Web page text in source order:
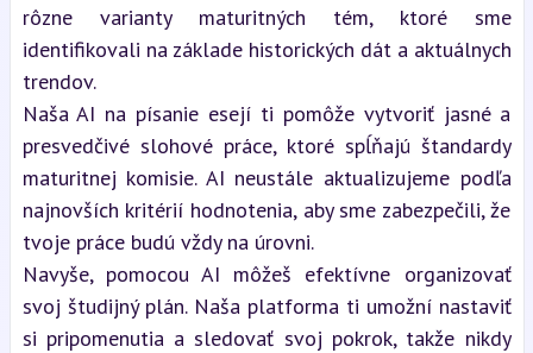
rôzne varianty maturitných tém, ktoré sme
identifikovali na základe historických dát a aktuálnych
trendov.
Naša AI na písanie esejí ti pomôže vytvoriť jasné a
presvedčivé slohové práce, ktoré spĺňajú štandardy
maturitnej komisie. AI neustále aktualizujeme podľa
najnovších kritérií hodnotenia, aby sme zabezpečili, že
tvoje práce budú vždy na úrovni.
Navyše, pomocou AI môžeš efektívne organizovať
svoj študijný plán. Naša platforma ti umožní nastaviť
si pripomenutia a sledovať svoj pokrok, takže nikdy